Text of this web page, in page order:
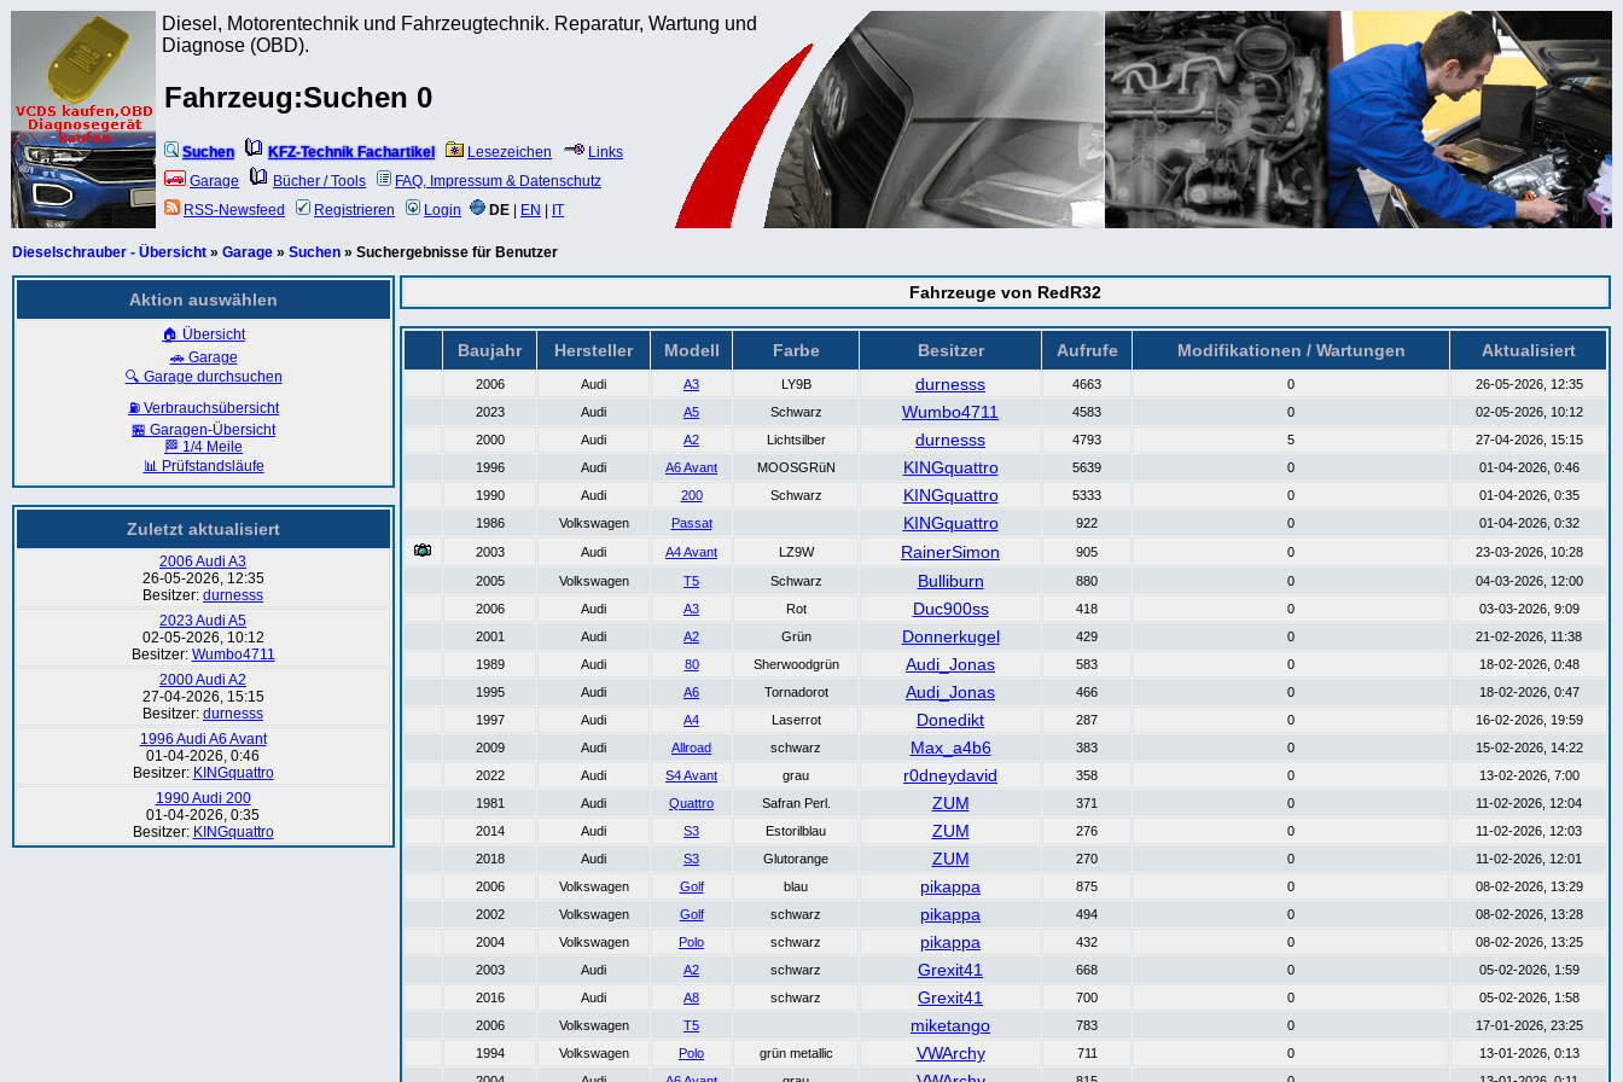
Diesel, Motorentechnik und Fahrzeugtechnik. Reparatur, Wartung und
Diagnose (OBD).
Fahrzeug:Suchen 0
Suchen KFZ-Technik Fachartikel Lesezeichen
Links
Garage
Bücher / Tools
FAQ, Impressum & Datenschutz
RSS-Newsfeed
Registrieren Login DE EN IT
Dieselschrauber - Übersicht » Garage » Suchen » Suchergebnisse für Benutzer
Aktion auswählen
🏠 Übersicht
🚗 Garage
🔍 Garage durchsuchen
⛽ Verbrauchsübersicht
🏪 Garagen-Übersicht
🏁 1/4 Meile
📊 Prüfstandsläufe
Zuletzt aktualisiert
2006 Audi A3
26-05-2026, 12:35
Besitzer: durnesss
2023 Audi A5
02-05-2026, 10:12
Besitzer: Wumbo4711
2000 Audi A2
27-04-2026, 15:15
Besitzer: durnesss
1996 Audi A6 Avant
01-04-2026, 0:46
Besitzer: KINGquattro
1990 Audi 200
01-04-2026, 0:35
Besitzer: KINGquattro
Fahrzeuge von RedR32
Baujahr Hersteller Modell Farbe Besitzer Aufrufe Modifikationen / Wartungen Aktualisiert
2006 Audi A3 LY9B durnesss 4663 0
26-05-2026, 12:35
2023
Audi A5 Schwarz Wumbo4711 4583 0
02-05-2026, 10:12
2000
Audi A2 Lichtsilber durnesss 4793 5
27-04-2026, 15:15
1996
Audi A6 Avant MOOSGRüN KINGquattro 5639 0
01-04-2026, 0:46
1990
Audi 200 Schwarz KINGquattro 5333 0
01-04-2026, 0:35
1986
Volkswagen Passat KINGquattro 922 0
01-04-2026, 0:32
2003
Audi A4 Avant LZ9W RainerSimon 905 0
23-03-2026, 10:28
2005
Volkswagen T5 Schwarz Bulliburn 880 0
04-03-2026, 12:00
2006
Audi A3 Rot Duc900ss 418 0
03-03-2026, 9:09
2001
Audi A2 Grün Donnerkugel 429 0
21-02-2026, 11:38
1989
Audi 80 Sherwoodgrün Audi_Jonas 583 0
18-02-2026, 0:48
1995
Audi A6 Tornadorot Audi_Jonas 466 0
18-02-2026, 0:47
1997
Audi A4 Laserrot Donedikt 287 0
16-02-2026, 19:59
2009
Audi Allroad schwarz Max_a4b6 383 0
15-02-2026, 14:22
2022
Audi S4 Avant grau r0dneydavid 358 0
13-02-2026, 7:00
1981
Audi Quattro Safran Perl. ZUM 371 0
11-02-2026, 12:04
2014
Audi S3 Estorilblau ZUM 276 0
11-02-2026, 12:03
2018
Audi S3 Glutorange ZUM 270 0
11-02-2026, 12:01
2006
Volkswagen Golf blau pikappa 875 0
08-02-2026, 13:29
2002
Volkswagen Golf schwarz pikappa 494 0
08-02-2026, 13:28
2004
Volkswagen Polo schwarz pikappa 432 0
08-02-2026, 13:25
2003
Audi A2 schwarz Grexit41 668 0
05-02-2026, 1:59
2016
Audi A8 schwarz Grexit41 700 0
05-02-2026, 1:58
2006
Volkswagen T5 miketango 783 0
17-01-2026, 23:25
1994
Volkswagen Polo grün metallic VWArchy 711 0
13-01-2026, 0:13